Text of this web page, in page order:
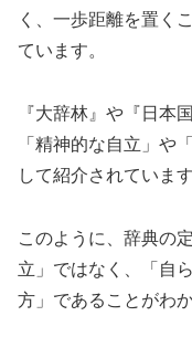
く、一歩距離を置く
ています。
『大辞林』や『日本
「精神的な自立」や
して紹介されています
このように、辞典の
立」ではなく、「自
方」であることがわか